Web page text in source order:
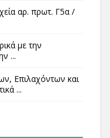
αρ. πρωτ. Γ5α /
με την
...
Επιλαχόντων και
...